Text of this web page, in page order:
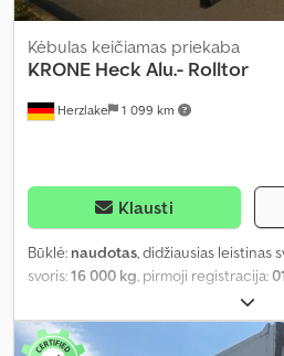
Herzlake 1 099 km
Kėbulas keičiamas priekaba
KRONE Heck Alu.- Rolltor
Klausti
Būklė: naudotas, didžiausias leistinas
svoris:16 000 kg , pirmoji registracija:
, krovinių skyriaus plotis:
aukštis:2 525 mm, krovinio erdvės
2 550 mm
2 750 mm